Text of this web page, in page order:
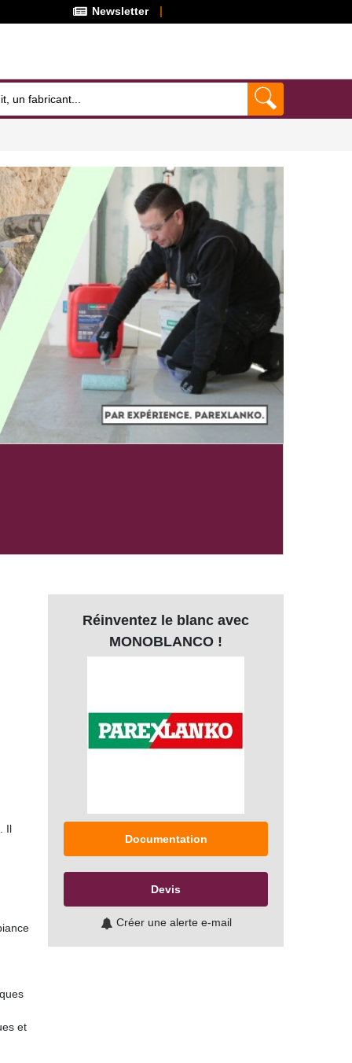
Newsletter
Il
et
Réinventez le blanc avec
MONOBLANCO !
Documentation
Devis
Créer une alerte e-mail